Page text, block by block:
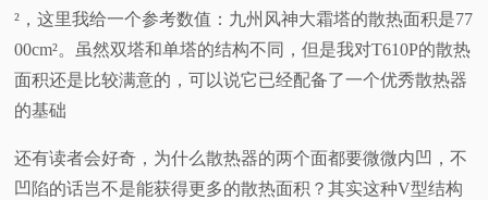
²，这里我给一个参考数值：九州风神大霜塔的散热面积是77
00cm²。虽然双塔和单塔的结构不同，但是我对T610P的散热
面积还是比较满意的，可以说它已经配备了一个优秀散热器
的基础
还有读者会好奇，为什么散热器的两个面都要微微内凹，不
凹陷的话岂不是能获得更多的散热面积？其实这种V型结构